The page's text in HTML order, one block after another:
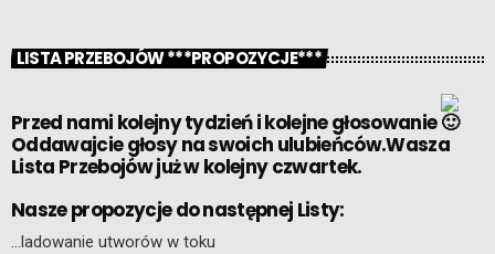
LISTA PRZEBOJÓW ***PROPOZYCJE***
Przed nami kolejny tydzień i kolejne głosowanie
Oddawajcie głosy na swoich ulubieńców.Wasza
Lista Przebojów już w kolejny czwartek.
Nasze propozycje do następnej Listy:
…ladowanie utworów w toku